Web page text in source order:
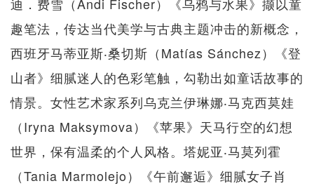
迪．费雪（Andi Fischer）《乌鸦与水果》撷以童
趣笔法，传达当代美学与古典主题冲击的新概念，
西班牙马蒂亚斯‧桑切斯（Matías Sánchez）《登
山者》细腻迷人的色彩笔触，勾勒出如童话故事的
情景。女性艺术家系列乌克兰伊琳娜‧马克西莫娃
（Iryna Maksymova）《苹果》天马行空的幻想
世界，保有温柔的个人风格。塔妮亚‧马莫列霍
（Tania Marmolejo）《午前邂逅》细腻女子肖